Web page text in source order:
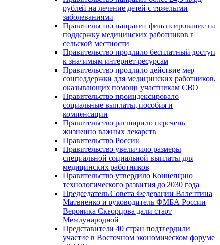
рублей на лечение детей с тяжелыми
заболеваниями
Правительство направит финансирование на
поддержку медицинских работников в
сельской местности
Правительство продлило бесплатный доступ
к значимым интернет-ресурсам
Правительство продлило действие мер
соцподдержки для медицинских работников,
оказывающих помощь участникам СВО
Правительство проиндексировало
социальные выплаты, пособия и
компенсации
Правительство расширило перечень
жизненно важных лекарств
Правительство России
Правительство увеличило размеры
специальной социальной выплаты для
медицинских работников
Правительство утвердило Концепцию
технологического развития до 2030 года
Председатель Совета Федерации Валентина
Матвиенко и руководитель ФМБА России
Вероника Скворцова дали старт
Международной
Представители 40 стран подтвердили
участие в Восточном экономическом форуме